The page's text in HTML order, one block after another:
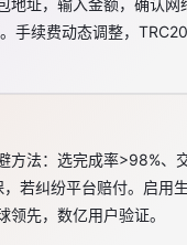
址，输入金额，确认
手续费动态调整，
方法：选完成率>98%
若纠纷平台赔付。启用
先，数亿用户验证。